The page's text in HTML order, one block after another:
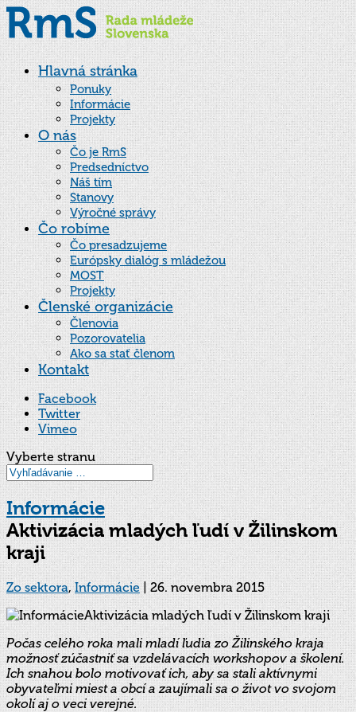
Hlavná stránka
Ponuky
Informácie
Projekty
O nás
Čo je RmS
Predsedníctvo
Náš tím
Stanovy
Výročné správy
Čo robíme
Čo presadzujeme
Európsky dialóg s mládežou
MOST
Projekty
Členské organizácie
Členovia
Pozorovatelia
Ako sa stať členom
Kontakt
Facebook
Twitter
Vimeo
Vyberte stranu
Informácie
Aktivizácia mladých ľudí v Žilinskom
kraji
Zo sektora,Informácie|26. novembra 2015
Počas celého roka mali mladí ľudia zo Žilinského kraja
možnosť zúčastniť sa vzdelávacích workshopov a školení.
Ich snahou bolo motivovať ich, aby sa stali aktívnymi
obyvateľmi miest a obcí a zaujímali sa o život vo svojom
okolí aj o veci verejné.